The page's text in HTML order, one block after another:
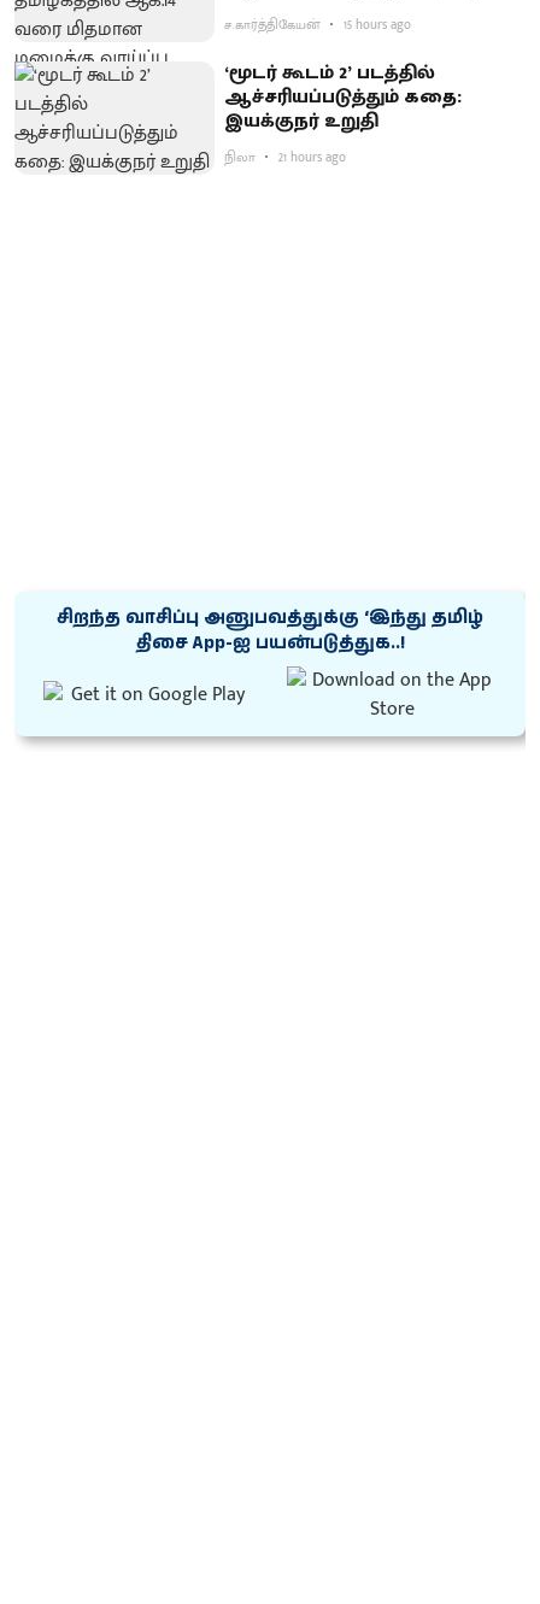
ச.கார்த்திகேயன் 15 hours ago
‘மூடர் கூடம் 2’ படத்தில்
ஆச்சரியப்படுத்​தும் கதை:
இயக்குநர் உறுதி
நிலா 21 hours ago
சிறந்த வாசிப்பு அனுபவத்துக்கு ‘இந்து தமிழ்
திசை App-ஐ பயன்படுத்துக..!